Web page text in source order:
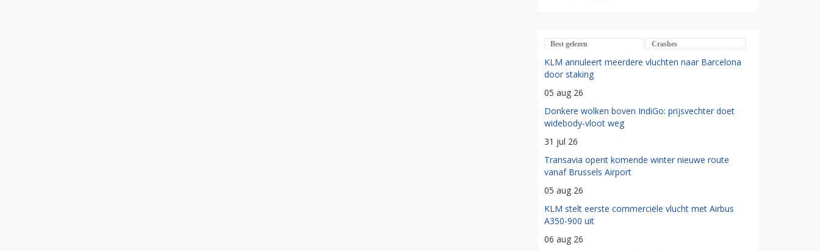
Best gelezen Crashes
KLM annuleert meerdere vluchten naar Barcelona
door staking
05 aug 26
Donkere wolken boven IndiGo: prijsvechter doet
widebody-vloot weg
31 jul 26
Transavia opent komende winter nieuwe route
vanaf Brussels Airport
05 aug 26
KLM stelt eerste commerciële vlucht met Airbus
A350-900 uit
06 aug 26